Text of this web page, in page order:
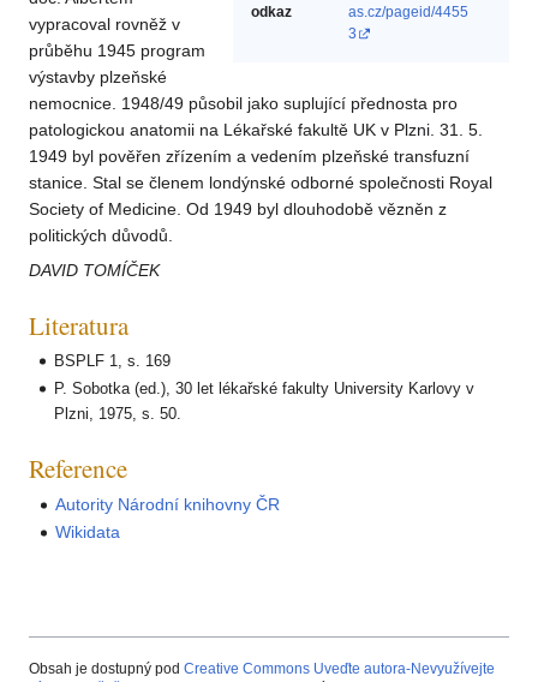
odkaz
as.cz/pageid/4455
3
vypracoval rovněž v
průběhu 1945 program
výstavby plzeňské
nemocnice. 1948/49 působil jako suplující přednosta pro
patologickou anatomii na Lékařské fakultě UK v Plzni. 31. 5.
1949 byl pověřen zřízením a vedením plzeňské transfuzní
stanice. Stal se členem londýnské odborné společnosti Royal
Society of Medicine. Od 1949 byl dlouhodobě vězněn z
politických důvodů.
DAVID TOMÍČEK
Literatura
BSPLF 1, s. 169
P. Sobotka (ed.), 30 let lékařské fakulty University Karlovy v
Plzni, 1975, s. 50.
Reference
Autority Národní knihovny ČR
Wikidata
Obsah je dostupný pod Creative Commons Uveďte autora-Nevyužívejte